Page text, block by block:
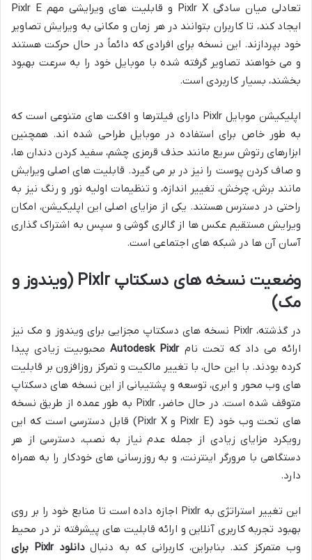
تعادلی میان سادگی Pixlr X و قابلیت های ویرایشی مهم Pixlr E
ایجاد کند، تا کاربران بتوانند در هر زمان و مکانی به ویرایش تصاویر
خود بپردازند. این نسخه برای افرادی که دائماً در حال حرکت هستند
و می خواهند تصاویر گرفته شده با موبایل خود را به سرعت بهبود
بخشند، بسیار کاربردی است.
اپلیکیشن موبایل Pixlr دارای فیلترها و افکت های متنوعی است که
به طور خاص برای استفاده در موبایل طراحی شده اند. همچنین
ابزارهای رتوش سریع مانند حذف قرمزی چشم، سفید کردن دندان ها،
و صاف کردن پوست را نیز در بر می گیرد. قابلیت های اصلی ویرایش
مانند برش، چرخش، تغییر اندازه، و تنظیمات اولیه نور و رنگ نیز به
راحتی در دسترس هستند. یکی از مزایای اصلی این اپلیکیشن، امکان
ویرایش مستقیم عکس ها از گالری گوشی و سپس به اشتراک گذاری
آسان آن ها در شبکه های اجتماعی است.
وضعیت نسخه های دسکتاپ Pixlr (ویندوز و
مک)
در گذشته، Pixlr نسخه های دسکتاپ مجزایی برای ویندوز و مک نیز
ارائه می داد که تحت نامAutodesk Pixlrمحبوبیت زیادی پیدا
کرده بودند. با این حال، با تغییر مالکیت و تمرکز روزافزون بر قابلیت
های وب محور و ابری، توسعه و پشتیبانی از این نسخه های دسکتاپ
متوقف شده است. در حال حاضر، Pixlr به طور عمده از طریق نسخه
های تحت وب خود (Pixlr E و Pixlr X) قابل دسترسی است که این
رویکرد مزایای زیادی از جمله عدم نیاز به نصب، دسترسی از هر
دستگاهی با مرورگر اینترنت، و به روزرسانی های خودکار را به همراه
دارد.
این تغییر استراتژی به Pixlr اجازه داده است تا منابع خود را بر روی
بهبود تجربه کاربری آنلاین و ارائه قابلیت های پیشرفته تر در محیط
وب متمرکز کند. بنابراین، کاربرانی که به دنبال
دانلود Pixlr برای